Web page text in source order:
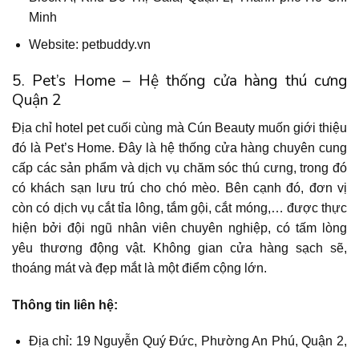
Minh
Website: petbuddy.vn
5. Pet’s Home – Hệ thống cửa hàng thú cưng
Quận 2
Địa chỉ hotel pet cuối cùng mà Cún Beauty muốn giới thiệu
đó là Pet’s Home. Đây là hệ thống cửa hàng chuyên cung
cấp các sản phẩm và dịch vụ chăm sóc thú cưng, trong đó
có khách sạn lưu trú cho chó mèo. Bên cạnh đó, đơn vị
còn có dịch vụ cắt tỉa lông, tắm gội, cắt móng,… được thực
hiện bởi đội ngũ nhân viên chuyên nghiệp, có tấm lòng
yêu thương động vật. Không gian cửa hàng sạch sẽ,
thoáng mát và đẹp mắt là một điểm cộng lớn.
Thông tin liên hệ:
Địa chỉ: 19 Nguyễn Quý Đức, Phường An Phú, Quận 2,